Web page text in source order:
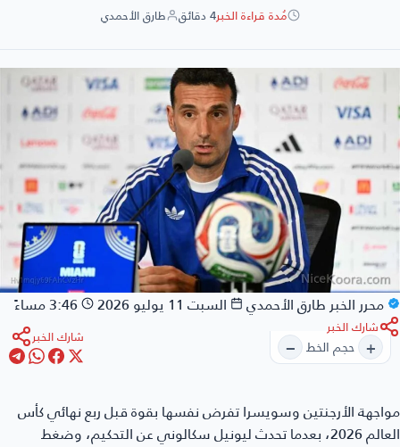
مُدة قراءة الخبر4 دقائق طارق الأحمدي
محرر الخبرطارق الأحمدي السبت 11 يوليو 2026 3:46 مساءً
شارك الخبر
+ حجم الخط − شارك الخبر
الأرجنتين وسويسراتفرض نفسها بقوة قبل ربع نهائي كأس
العالم 2026، بعدما تحدث ليونيل سكالوني عن التحكيم، وضغط